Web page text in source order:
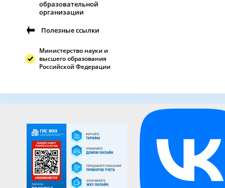
образовательной
организации
Полезные ссылки
Министерство науки и
высшего образования
Российской Федерации